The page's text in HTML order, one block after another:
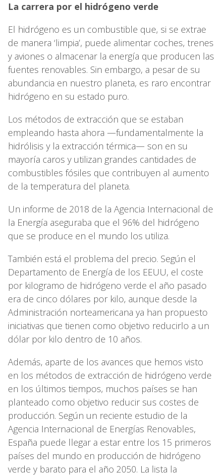
La carrera por el hidrógeno verde
El hidrógeno es un combustible que, si se extrae
de manera ‘limpia’, puede alimentar coches, trenes
y aviones o almacenar la energía que producen las
fuentes renovables. Sin embargo, a pesar de su
abundancia en nuestro planeta, es raro encontrar
hidrógeno en su estado puro.
Los métodos de extracción que se estaban
empleando hasta ahora —fundamentalmente la
hidrólisis y la extracción térmica— son en su
mayoría caros y utilizan grandes cantidades de
combustibles fósiles que contribuyen al aumento
de la temperatura del planeta.
Un informe de 2018 de la Agencia Internacional de
la Energía aseguraba que el 96% del hidrógeno
que se produce en el mundo los utiliza.
También está el problema del precio. Según el
Departamento de Energía de los EEUU, el coste
por kilogramo de hidrógeno verde el año pasado
era de cinco dólares por kilo, aunque desde la
Administración norteamericana ya han propuesto
iniciativas que tienen como objetivo reducirlo a un
dólar por kilo dentro de 10 años.
Además, aparte de los avances que hemos visto
en los métodos de extracción de hidrógeno verde
en los últimos tiempos, muchos países se han
planteado como objetivo reducir sus costes de
producción. Según un reciente estudio de la
Agencia Internacional de Energías Renovables,
España puede llegar a estar entre los 15 primeros
países del mundo en producción de hidrógeno
verde y barato para el año 2050. La lista la